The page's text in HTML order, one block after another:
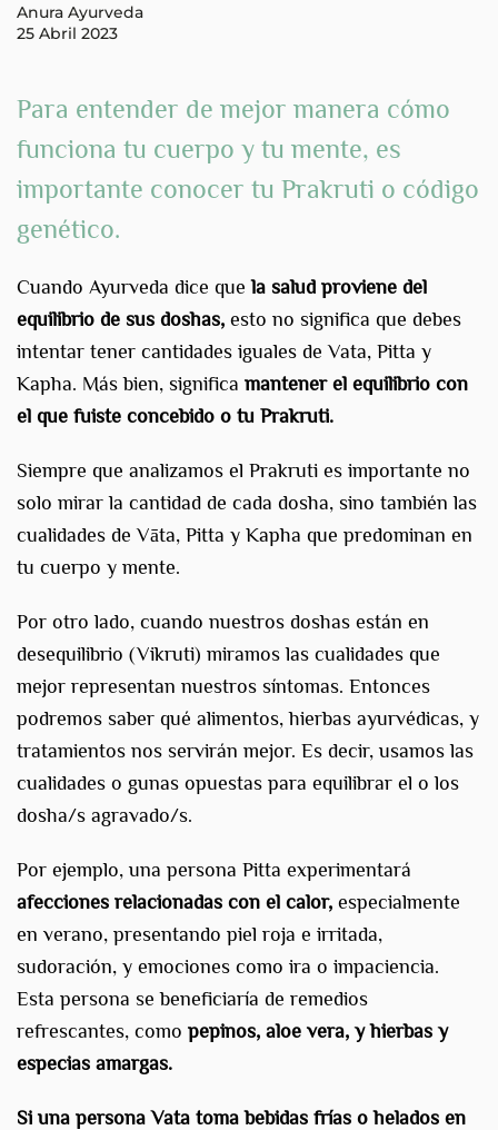
Anura Ayurveda
25 Abril 2023
Para entender de mejor manera cómo
funciona tu cuerpo y tu mente, es
importante conocer tu Prakruti o código
genético.
Cuando Ayurveda dice quela salud proviene del
equilibrio de sus doshas, esto no significa que debes
intentar tener cantidades iguales de Vata, Pitta y
Kapha. Más bien, significa mantener el equilibrio con
el que fuiste concebido o tu Prakruti.
Siempre que analizamos el Prakruti es importante no
solo mirar la cantidad de cada dosha, sino también las
cualidades de Vāta, Pitta y Kapha que predominan en
tu cuerpo y mente.
Por otro lado, cuando nuestros doshas están en
desequilibrio (Vikruti) miramos las cualidades que
mejor representan nuestros síntomas. Entonces
podremos saber qué alimentos, hierbas ayurvédicas, y
tratamientos nos servirán mejor. Es decir, usamos las
cualidades o gunas opuestas para equilibrar el o los
dosha/s agravado/s.
Por ejemplo, una persona Pitta experimentará
afecciones relacionadas con el calor, especialmente
en verano, presentando piel roja e irritada,
sudoración, y emociones como ira o impaciencia.
Esta persona se beneficiaría de remedios
refrescantes, como pepinos, aloe vera, y hierbas y
especias amargas.
Si una persona Vata toma bebidas frías o helados en